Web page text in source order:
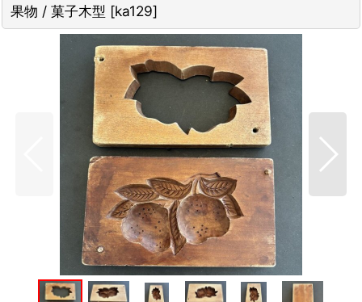
果物 / 菓子木型 [ka129]